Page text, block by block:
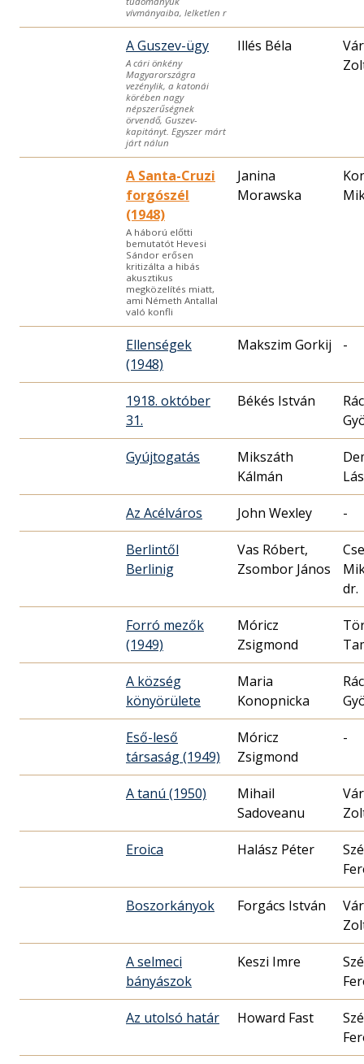
vívmányaiba, lelketlen r
A Guszev-ügy
A cári önkény
Magyarországra
vezénylik, a katonái
körében nagy
népszerűségnek
örvendő, Guszev-
kapitányt. Egyszer márt
járt nálun
Illés Béla
A Santa-Cruzi
forgószél
(1948)
A háború előtti
bemutatót Hevesi
Sándor erősen
kritizálta a hibás
akusztikus
megközelítés miatt,
ami Németh Antallal
való konfli
Janina
Morawska
Ellenségek
(1948)
Makszim Gorkij -
1918. október
31.
Békés István
Gyújtogatás
Mikszáth
Kálmán
Az Acélváros John Wexley -
Berlintől
Berlinig
Vas Róbert,
Zsombor János
dr.
Forró mezők
(1949)
Móricz
Zsigmond
A község
könyörülete
Maria
Konopnicka
Eső-leső
társaság (1949)
Móricz
Zsigmond
-
A tanú (1950)
Mihail
Sadoveanu
Eroica Halász Péter
Boszorkányok Forgács István
A selmeci
bányászok
Keszi Imre
Az utolsó határ Howard Fast